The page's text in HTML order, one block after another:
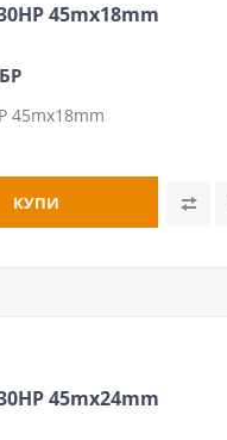
45mх18mm
БР
45mх18mm
45mх24mm